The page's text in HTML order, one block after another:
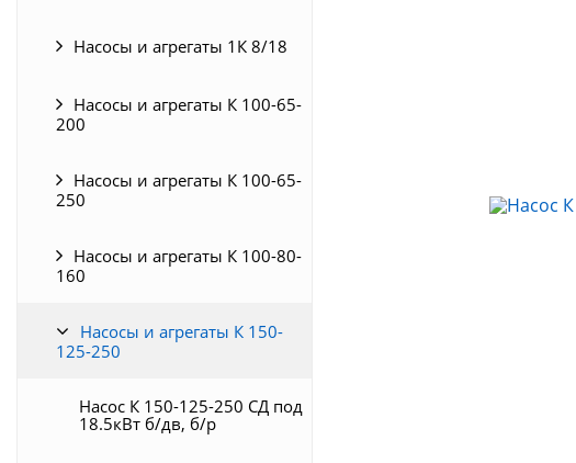
Насосы и агрегаты 1К 8/18
Насосы и агрегаты К 100-65-
200
Насосы и агрегаты К 100-65-
250
Насосы и агрегаты К 100-80-
160
Насосы и агрегаты К 150-
125-250
Насос К 150-125-250 СД под
18.5кВт б/дв, б/р